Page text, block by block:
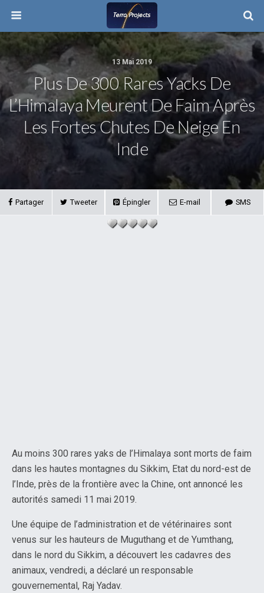
13 Mai 2019
Plus De 300 Rares Yacks De
L’Himalaya Meurent De Faim Après
Les Fortes Chutes De Neige En
Inde
Partager Tweeter Épingler E-mail SMS
Au moins 300 rares yaks de l’Himalaya sont morts de faim
dans les hautes montagnes du Sikkim, Etat du nord-est de
l’Inde, près de la frontière avec la Chine, ont annoncé les
autorités samedi 11 mai 2019.
Une équipe de l’administration et de vétérinaires sont
venus sur les hauteurs de Muguthang et de Yumthang,
dans le nord du Sikkim, a découvert les cadavres des
animaux, vendredi, a déclaré un responsable
gouvernemental, Raj Yadav.